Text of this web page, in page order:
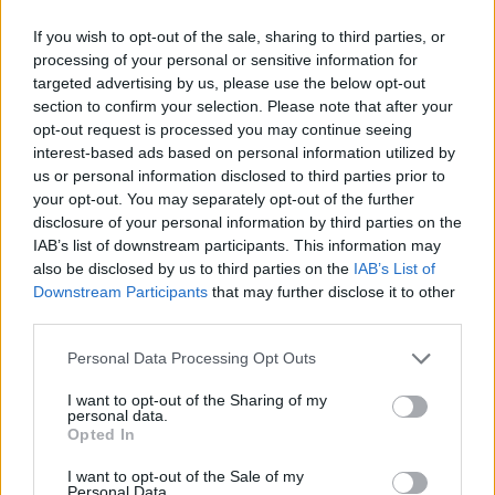
If you wish to opt-out of the sale, sharing to third parties, or
processing of your personal or sensitive information for
targeted advertising by us, please use the below opt-out
section to confirm your selection. Please note that after your
opt-out request is processed you may continue seeing
interest-based ads based on personal information utilized by
us or personal information disclosed to third parties prior to
your opt-out. You may separately opt-out of the further
disclosure of your personal information by third parties on the
IAB’s list of downstream participants. This information may
also be disclosed by us to third parties on the IAB’s List of
Downstream Participants that may further disclose it to other
Please note that this website/app uses one or more Google
not limited to your visit or usage behaviour. You may click to
grant or deny consent to Google and its third-party tags to
use your data for below specified purposes in below Google
consent section.
Personal Data Processing Opt Outs
I want to opt-out of the Sharing of my
personal data.
Opted In
I want to opt-out of the Sale of my
Personal Data.
fungsi otak. Mengonsumsi blackberry secara teratur
dapat membantu neuron berkomunikasi lebih baik,
sehingga bermanfaat bagi pikiran Anda.
Buah beri hitam juga melawan peradangan di otak.
Ini dapat membantu melindungi dari kehilangan
ingatan seiring bertambahnya usia. Bagi para
lansia, menambahkan buah beri hitam ke dalam
makanan dapat membantu mencegah demensia.
Mendukung Kesehatan Mulut
dan Gigi
Buah beri hitam baik untuk mulut Anda karena
dapat melawan bakteri jahat. Ini dapat membantu
hitam dapat membuat mulut Anda lebih bersih.